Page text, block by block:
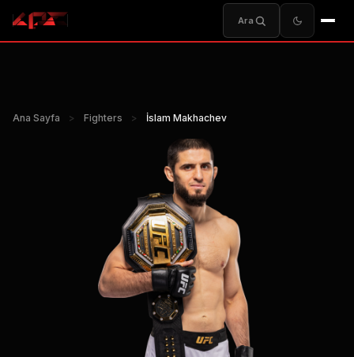
Ara
Ana Sayfa > Fighters > İslam Makhachev